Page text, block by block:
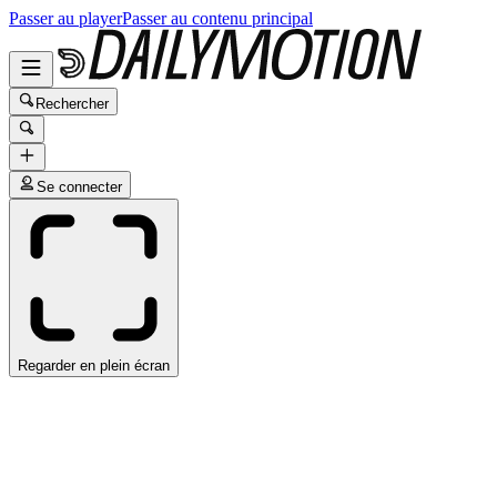
Passer au playerPasser au contenu principal
Rechercher
Se connecter
Regarder en plein écran